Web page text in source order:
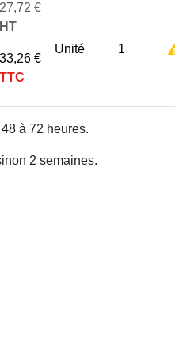
27,72 €
HT
33,26 €
TTC
Unité 1
à 72 heures.
2 semaines.